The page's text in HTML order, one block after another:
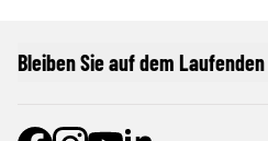
Bleiben Sie auf dem Laufenden